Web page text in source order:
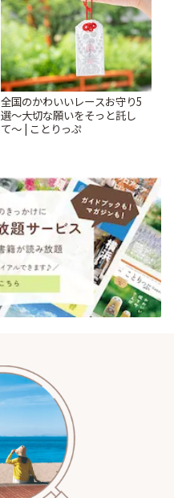
全国のかわいいレースお守り5
選〜大切な願いをそっと託し
て〜 | ことりっぷ